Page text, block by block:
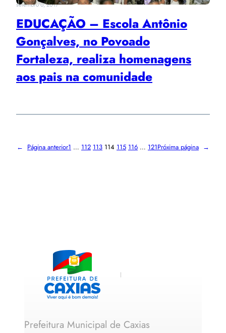
setembro 6, 2017
EDUCAÇÃO – Escola Antônio
Gonçalves, no Povoado
Fortaleza, realiza homenagens
aos pais na comunidade
← Página anterior1 … 112 113 114 115 116 … 121Próxima página →
Prefeitura Municipal de Caxias